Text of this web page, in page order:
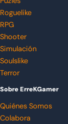
Roguelike
RPG
Shooter
Simulación
Soulslike
Terror
Sobre ErreKGamer
Quiénes Somos
Colabora